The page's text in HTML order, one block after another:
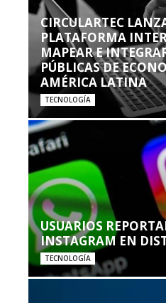
CIRCULARTEC
PLATAFORMA
MAPEAR E
PÚBLICAS DE
AMÉRICA LATINA
TECNOLOGÍA
USUARIOS
INSTAGRAM EN
TECNOLOGÍA